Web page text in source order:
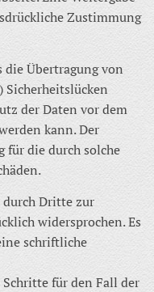
Zustimmung
die Übertragung von
Sicherheitslücken
der Daten vor dem
kann. Der
die durch solche
durch Dritte zur
widersprochen. Es
schriftliche
für den Fall der